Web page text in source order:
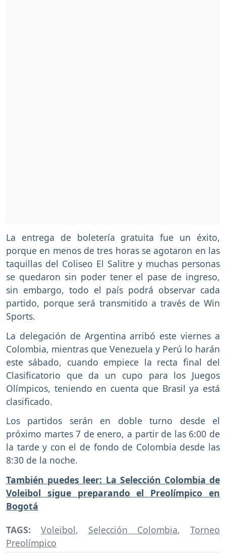
La entrega de boletería gratuita fue un éxito,
porque en menos de tres horas se agotaron en las
taquillas del Coliseo El Salitre y muchas personas
se quedaron sin poder tener el pase de ingreso,
sin embargo, todo el país podrá observar cada
partido, porque será transmitido a través de Win
Sports.
La delegación de Argentina arribó este viernes a
Colombia, mientras que Venezuela y Perú lo harán
este sábado, cuando empiece la recta final del
Clasificatorio que da un cupo para los Juegos
Olímpicos, teniendo en cuenta que Brasil ya está
clasificado.
Los partidos serán en doble turno desde el
próximo martes 7 de enero, a partir de las 6:00 de
la tarde y con el de fondo de Colombia desde las
8:30 de la noche.
También puedes leer: La Selección Colombia de
Voleibol sigue preparando el Preolímpico en
Bogotá
TAGS: Voleibol, Selección Colombia, Torneo
Preolímpico